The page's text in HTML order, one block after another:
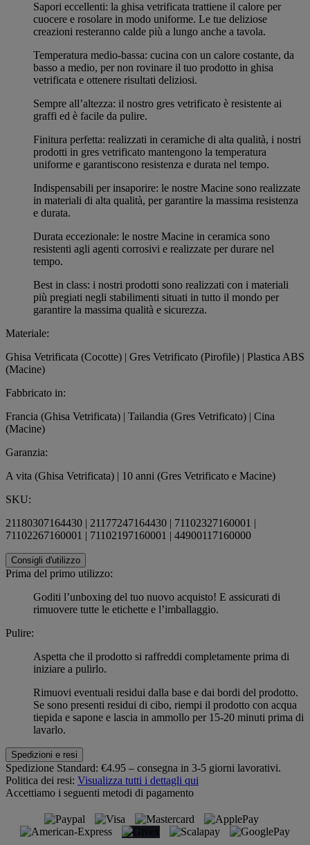
Sapori eccellenti: la ghisa vetrificata trattiene il calore per
cuocere e rosolare in modo uniforme. Le tue deliziose
creazioni resteranno calde più a lungo anche a tavola.
Temperatura medio-bassa: cucina con un calore costante, da
basso a medio, per non rovinare il tuo prodotto in ghisa
vetrificata e ottenere risultati deliziosi.
Sempre all’altezza: il nostro gres vetrificato è resistente ai
graffi ed è facile da pulire.
Finitura perfetta: realizzati in ceramiche di alta qualità, i nostri
prodotti in gres vetrificato mantengono la temperatura
uniforme e garantiscono resistenza e durata nel tempo.
Indispensabili per insaporire: le nostre Macine sono realizzate
in materiali di alta qualità, per garantire la massima resistenza
e durata.
Durata eccezionale: le nostre Macine in ceramica sono
resistenti agli agenti corrosivi e realizzate per durare nel
tempo.
Best in class: i nostri prodotti sono realizzati con i materiali
più pregiati negli stabilimenti situati in tutto il mondo per
garantire la massima qualità e sicurezza.
Materiale:
Ghisa Vetrificata (Cocotte) | Gres Vetrificato (Pirofile) | Plastica ABS
(Macine)
Fabbricato in:
Francia (Ghisa Vetrificata) | Tailandia (Gres Vetrificato) | Cina
(Macine)
Garanzia:
A vita (Ghisa Vetrificata) | 10 anni (Gres Vetrificato e Macine)
SKU:
21180307164430 | 21177247164430 | 71102327160001 |
71102267160001 | 71102197160001 | 44900117160000
Consigli d'utilizzo
Prima del primo utilizzo:
Goditi l’unboxing del tuo nuovo acquisto! E assicurati di
rimuovere tutte le etichette e l’imballaggio.
Pulire:
Aspetta che il prodotto si raffreddi completamente prima di
iniziare a pulirlo.
Rimuovi eventuali residui dalla base e dai bordi del prodotto.
Se sono presenti residui di cibo, riempi il prodotto con acqua
tiepida e sapone e lascia in ammollo per 15-20 minuti prima di
lavarlo.
Spedizioni e resi
Spedizione Standard: €4.95 – consegna in 3-5 giorni lavorativi.
Politica dei resi: Visualizza tutti i dettagli qui
Accettiamo i seguenti metodi di pagamento